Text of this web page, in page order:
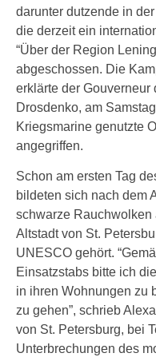
darunter dutzende in
die derzeit ein
“Über der Region
abgeschossen. Die
erklärte der
Drosdenko, am
Kriegsmarine genutzte
angegriffen.
Schon am ersten Tag
bildeten sich nach dem
schwarze
Altstadt von St.
UNESCO gehört.
Einsatzstabs bitte ich
in ihren Wohnungen zu
zu gehen”, schrieb
von St. Petersburg, bei
Unterbrechungen des